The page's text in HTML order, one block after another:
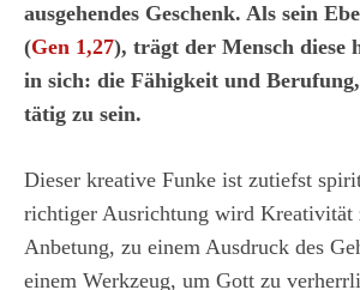
ausgehendes Geschenk. Als sein
(Gen 1,27), trägt der Mensch diese
in sich: die Fähigkeit und
tätig zu sein.
Dieser kreative Funke ist zutiefst
richtiger Ausrichtung wird Kreativität
Anbetung, zu einem Ausdruck des
einem Werkzeug, um Gott zu